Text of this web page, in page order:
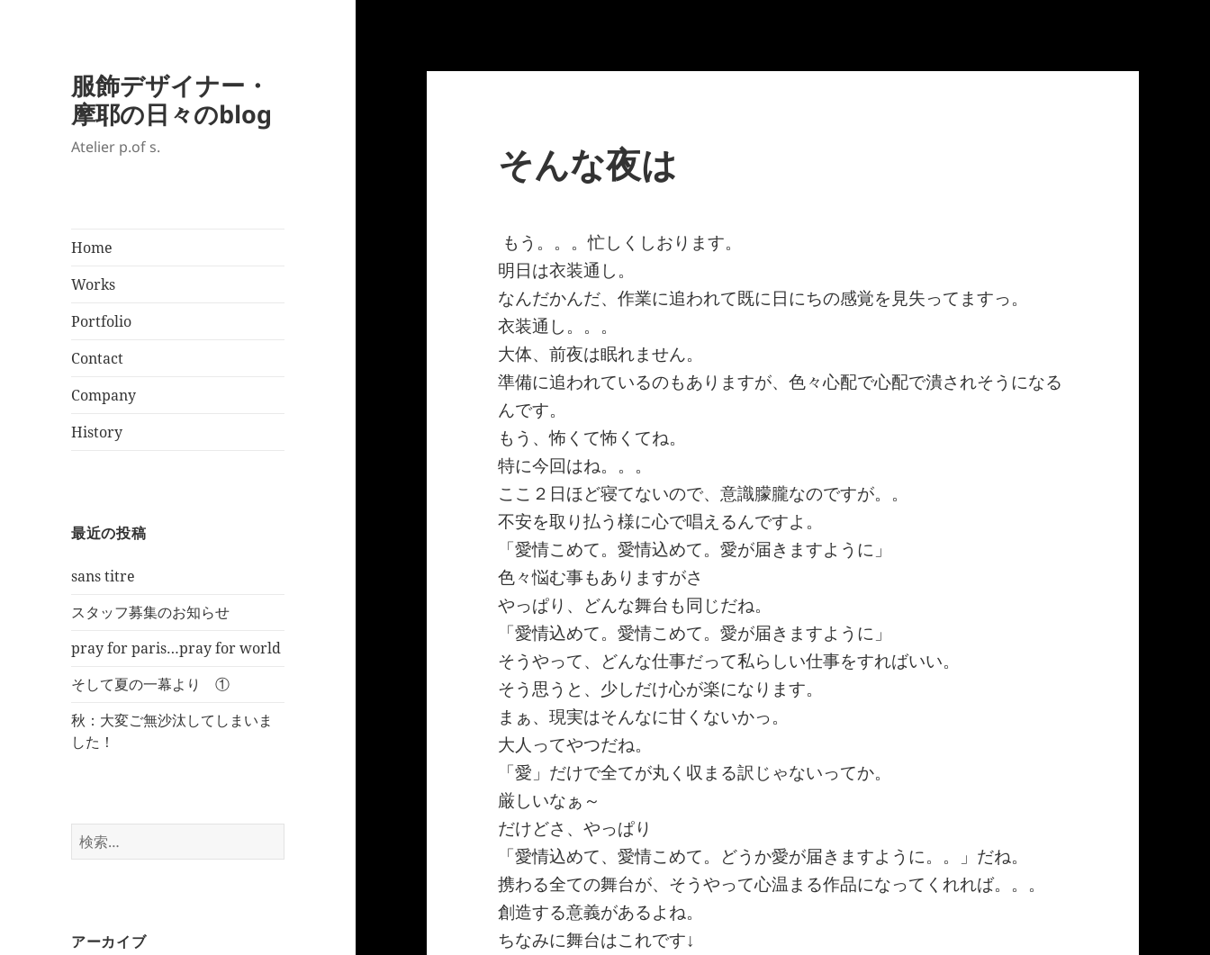
服飾デザイナー・
摩耶の日々のblog
Atelier p.of s.
Home
Works
Portfolio
Contact
Company
History
最近の投稿
sans titre
スタッフ募集のお知らせ
pray for paris…pray for world
そして夏の一幕より ①
秋：大変ご無沙汰してしまいま
した！
検
索:
アーカイブ
そんな夜は
もう。。。忙しくしおります。
明日は衣装通し。
なんだかんだ、作業に追われて既に日にちの感覚を見失ってますっ。
衣装通し。。。
大体、前夜は眠れません。
準備に追われているのもありますが、色々心配で心配で潰されそうになる
んです。
もう、怖くて怖くてね。
特に今回はね。。。
ここ２日ほど寝てないので、意識朦朧なのですが。。
不安を取り払う様に心で唱えるんですよ。
「愛情こめて。愛情込めて。愛が届きますように」
色々悩む事もありますがさ
やっぱり、どんな舞台も同じだね。
「愛情込めて。愛情こめて。愛が届きますように」
そうやって、どんな仕事だって私らしい仕事をすればいい。
そう思うと、少しだけ心が楽になります。
まぁ、現実はそんなに甘くないかっ。
大人ってやつだね。
「愛」だけで全てが丸く収まる訳じゃないってか。
厳しいなぁ～
だけどさ、やっぱり
「愛情込めて、愛情こめて。どうか愛が届きますように。。」だね。
携わる全ての舞台が、そうやって心温まる作品になってくれれば。。。
創造する意義があるよね。
ちなみに舞台はこれです↓